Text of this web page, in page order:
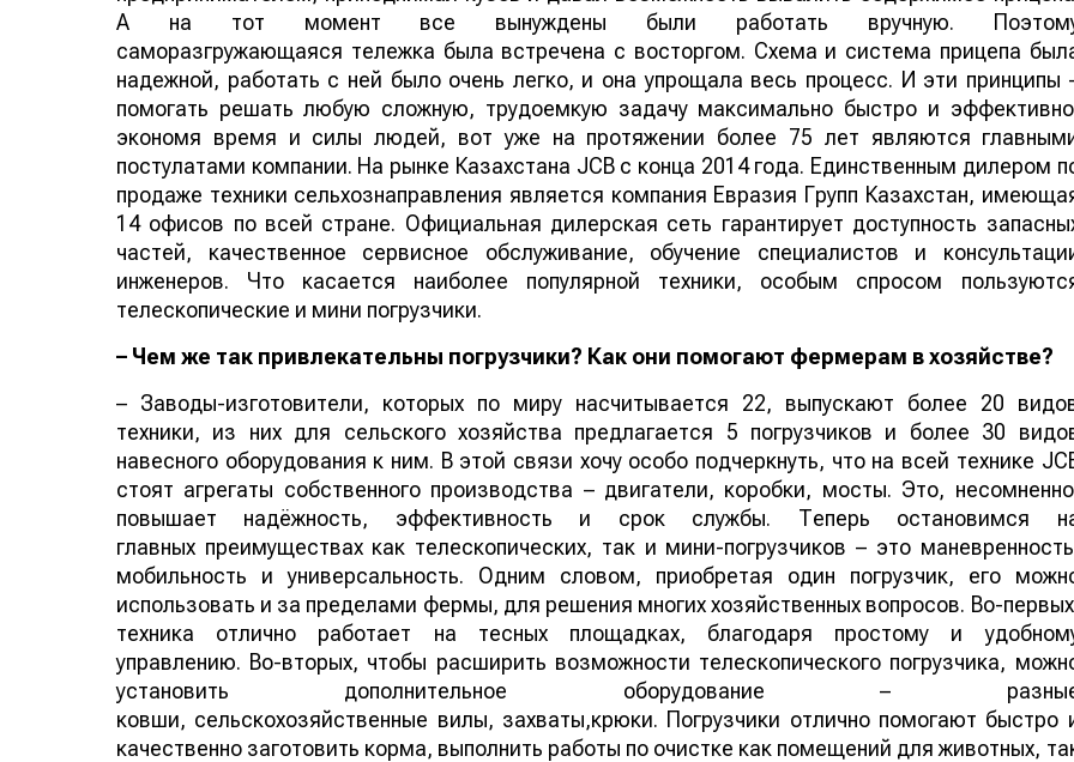
А на тот момент все вынуждены были работать вручную.
саморазгружающаяся тележка была встречена с восторгом. Схема и система прицепа
надежной, работать с ней было очень легко, и она упрощала весь процесс. И эти принципы
помогать решать любую сложную, трудоемкую задачу максимально быстро и
экономя время и силы людей, вот уже на протяжении более 75 лет являются
постулатами компании. На рынке Казахстана JCB с конца 2014 года. Единственным дилером
продаже техники сельхознаправления является компания Евразия Групп Казахстан,
14 офисов по всей стране. Официальная дилерская сеть гарантирует доступность
частей, качественное сервисное обслуживание, обучение специалистов и
инженеров. Что касается наиболее популярной техники, особым спросом
телескопические и мини погрузчики.
– Чем же так привлекательны погрузчики? Как они помогают фермерам в хозяйстве?
– Заводы-изготовители, которых по миру насчитывается 22, выпускают более 20
техники, из них для сельского хозяйства предлагается 5 погрузчиков и более 30
навесного оборудования к ним. В этой связи хочу особо подчеркнуть, что на всей технике
стоят агрегаты собственного производства – двигатели, коробки, мосты. Это,
повышает надёжность, эффективность и срок службы. Теперь остановимся
главных преимуществах как телескопических, так и мини-погрузчиков – это
мобильность и универсальность. Одним словом, приобретая один погрузчик, его
использовать и за пределами фермы, для решения многих хозяйственных вопросов. Во-
техника отлично работает на тесных площадках, благодаря простому и
управлению. Во-вторых, чтобы расширить возможности телескопического погрузчика,
установить дополнительное оборудование –
ковши, сельскохозяйственные вилы, захваты,крюки. Погрузчики отлично помогают быстро
качественно заготовить корма, выполнить работы по очистке как помещений для животных,